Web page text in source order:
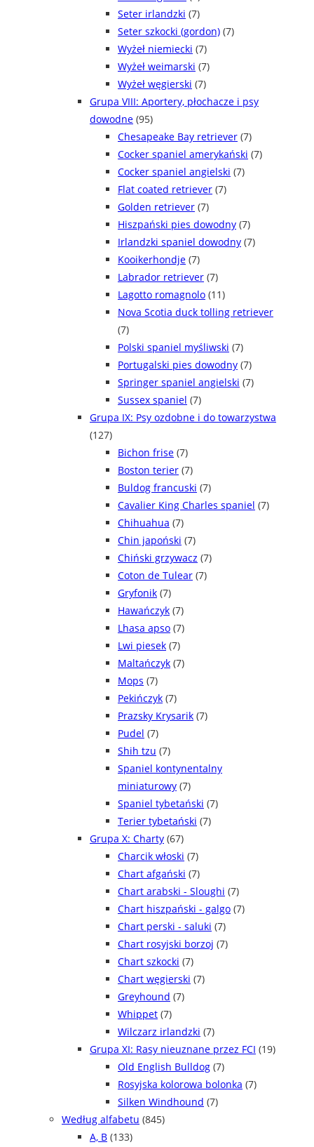
Seter irlandzki (7)
Seter szkocki (gordon) (7)
Wyżeł niemiecki (7)
Wyżeł weimarski (7)
Wyżeł węgierski (7)
Grupa VIII: Aportery, płochacze i psy
dowodne (95)
Chesapeake Bay retriever (7)
Cocker spaniel amerykański (7)
Cocker spaniel angielski (7)
Flat coated retriever (7)
Golden retriever (7)
Hiszpański pies dowodny (7)
Irlandzki spaniel dowodny (7)
Kooikerhondje (7)
Labrador retriever (7)
Lagotto romagnolo (11)
Nova Scotia duck tolling retriever
(7)
Polski spaniel myśliwski (7)
Portugalski pies dowodny (7)
Springer spaniel angielski (7)
Sussex spaniel (7)
Grupa IX: Psy ozdobne i do towarzystwa
(127)
Bichon frise (7)
Boston terier (7)
Buldog francuski (7)
Cavalier King Charles spaniel (7)
Chihuahua (7)
Chin japoński (7)
Chiński grzywacz (7)
Coton de Tulear (7)
Gryfonik (7)
Hawańczyk (7)
Lhasa apso (7)
Lwi piesek (7)
Maltańczyk (7)
Mops (7)
Pekińczyk (7)
Prazsky Krysarik (7)
Pudel (7)
Shih tzu (7)
Spaniel kontynentalny
miniaturowy (7)
Spaniel tybetański (7)
Terier tybetański (7)
Grupa X: Charty (67)
Charcik włoski (7)
Chart afgański (7)
Chart arabski - Sloughi (7)
Chart hiszpański - galgo (7)
Chart perski - saluki (7)
Chart rosyjski borzoj (7)
Chart szkocki (7)
Chart węgierski (7)
Greyhound (7)
Whippet (7)
Wilczarz irlandzki (7)
Grupa XI: Rasy nieuznane przez FCI (19)
Old English Bulldog (7)
Rosyjska kolorowa bolonka (7)
Silken Windhound (7)
Według alfabetu (845)
A, B (133)